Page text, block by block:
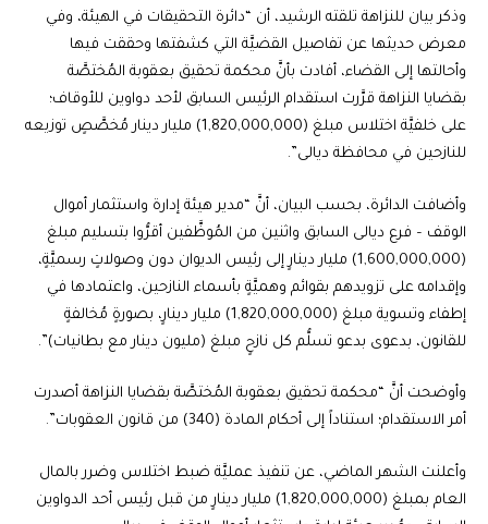
وذكر بيان للنزاهة تلقته الرشيد، أن “دائرة التحقيقات في الهيئة، وفي
معرض حديثها عن تفاصيل القضيَّة التي كشفتها وحققت فيها
وأحالتها إلى القضاء، أفادت بأنَّ محكمة تحقيق بعقوبة المُختصَّة
بقضايا النزاهة قرَّرت استقدام الرئيس السابق لأحد دواوين للأوقاف؛
على خلفيَّة اختلاس مبلغ (1,820,000,000) مليار دينار مُخصَّصٍ توزيعه
للنازحين في محافظة ديالى”.
وأضافت الدائرة، بحسب البيان، أنَّ “مدير هيئة إدارة واستثمار أموال
الوقف – فرع ديالى السابق واثنين من المُوظَّفين أقرُّوا بتسليم مبلغ
(1,600,000,000) مليار دينارٍ إلى رئيس الديوان دون وصولاتٍ رسميَّةٍ،
وإقدامه على تزويدهم بقوائم وهميَّةٍ بأسماء النازحين، واعتمادها في
إطفاء وتسوية مبلغ (1,820,000,000) مليار دينارٍ، بصورةٍ مُخالفةٍ
للقانون، بدعوى بدعو تسلُّم كل نازحٍ مبلغ (مليون دينار مع بطانيات)”.
وأوضحت أنَّ “محكمة تحقيق بعقوبة المُختصَّة بقضايا النزاهة أصدرت
أمر الاستقدام؛ استناداً إلى أحكام المادة (340) من قانون العقوبات”.
وأعلنت الشهر الماضي، عن تنفيذ عمليَّة ضبط اختلاس وضرر بالمال
العام بمبلغ (1,820,000,000) مليار دينارٍ من قبل رئيس أحد الدواوين